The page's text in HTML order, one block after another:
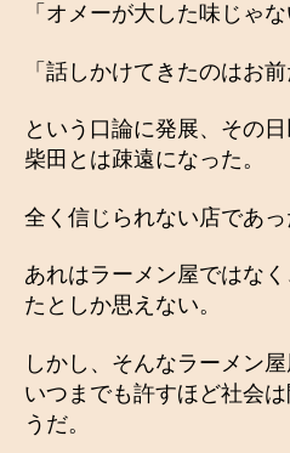
「オメーが大した味じゃ
「話しかけてきたのはお前
という口論に発展、その
柴田とは疎遠になった。
全く信じられない店であっ
あれはラーメン屋ではな
たとしか思えない。
しかし、そんなラーメン
いつまでも許すほど社会
うだ。